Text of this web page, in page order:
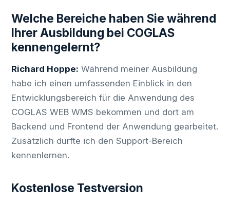
Welche Bereiche haben Sie während
Ihrer Ausbildung bei COGLAS
kennengelernt?
Richard Hoppe: Während meiner Ausbildung
habe ich einen umfassenden Einblick in den
Entwicklungsbereich für die Anwendung des
COGLAS WEB WMS bekommen und dort am
Backend und Frontend der Anwendung gearbeitet.
Zusätzlich durfte ich den Support-Bereich
kennenlernen.
Kostenlose Testversion